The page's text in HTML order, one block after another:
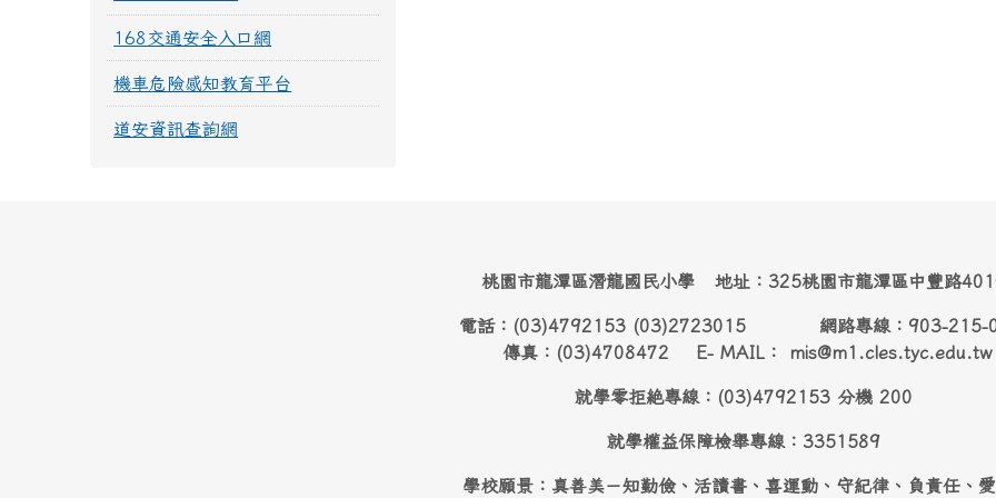
168交通安全入口網
機車危險感知教育平台
道安資訊查詢網
桃園市龍潭區潛龍國民小學 地址：325桃園市龍潭區中豐路
電話：(03)4792153 (03)2723015 網路專線：903-215-
傳真：(03)4708472 E- MAIL： mis@m1.cles.tyc.edu.tw
就學零拒絶專線：(03)4792153 分機 200
就學權益保障檢舉專線：3351589
學校願景：真善美－知勤儉、活讀書、喜運動、守紀律、負責任、